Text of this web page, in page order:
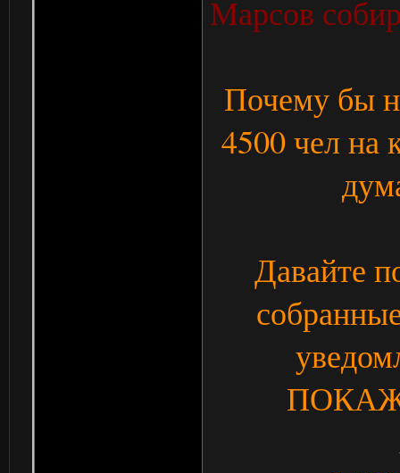
Марсов
Почему бы
4500 чел на
Давайте